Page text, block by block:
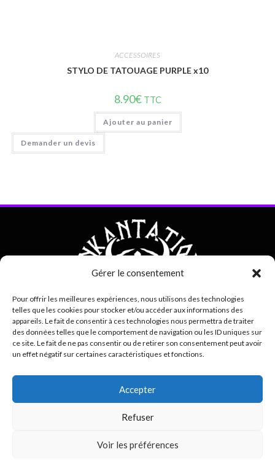
Gérer le consentement
Pour offrir les meilleures expériences, nous utilisons des technologies
telles que les cookies pour stocker et/ou accéder aux informations des
appareils. Le fait de consentir à ces technologies nous permettra de traiter
des données telles que le comportement de navigation ou les ID uniques sur
ce site. Le fait de ne pas consentir ou de retirer son consentement peut avoir
un effet négatif sur certaines caractéristiques et fonctions.
Accepter
Refuser
Voir les préférences
ACCESSOIRES
STYLO DE TATOUAGE PURPLE x10
8.90€ TTC
Ajouter au panier
Demander un devis
contact@inkantation.re